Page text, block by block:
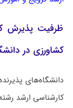
ظرفیت پذیرش
کشاورزی در
دانشگاه‌های
کارشناسی ارشد